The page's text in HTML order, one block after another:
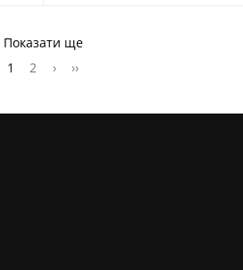
Показати ще
1
2 › ››